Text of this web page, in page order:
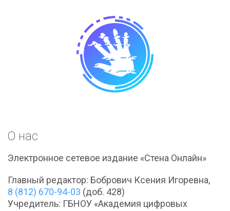
О нас
Электронное сетевое издание «Стена Онлайн»
Главный редактор: Бобрович Ксения Игоревна,
8 (812) 670-94-03 (доб. 428)
Учредитель: ГБНОУ «Академия цифровых